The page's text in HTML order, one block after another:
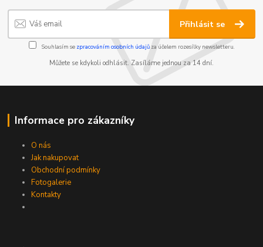
Přihlásit se
Souhlasím se zpracováním osobních údajůza účelem rozesílky newsletteru.
Můžete se kdykoli odhlásit. Zasíláme jednou za 14 dní.
Informace pro zákazníky
O nás
Jak nakupovat
Obchodní podmínky
Fotogalerie
Kontakty